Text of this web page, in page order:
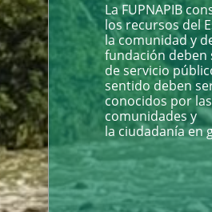
La FUPNAPIB
los recursos del
la comunidad y
fundación deben
de servicio
sentido deben
conocidos por las
comunidades y
la ciudadanía en